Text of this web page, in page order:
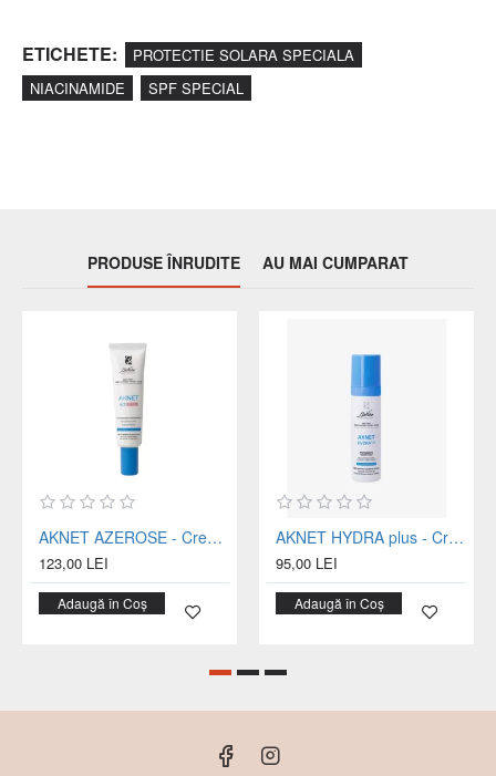
ETICHETE:
PROTECTIE SOLARA SPECIALA
NIACINAMIDE
SPF SPECIAL
PRODUSE ÎNRUDITE AU MAI CUMPARAT
AKNET AZEROSE - Crema intensiva cu acid azelaic, nicotinamida si GABA, pentru acnee rozacee, tub 30 ml
123,00 LEI
Adaugă în Coș
AKNET HYDRA plus - Crema reparatoare hidratanta pentru pielea seboreica, fragilizata, predispusa la acnee - tub 40 ml
95,00 LEI
Adaugă în Coș